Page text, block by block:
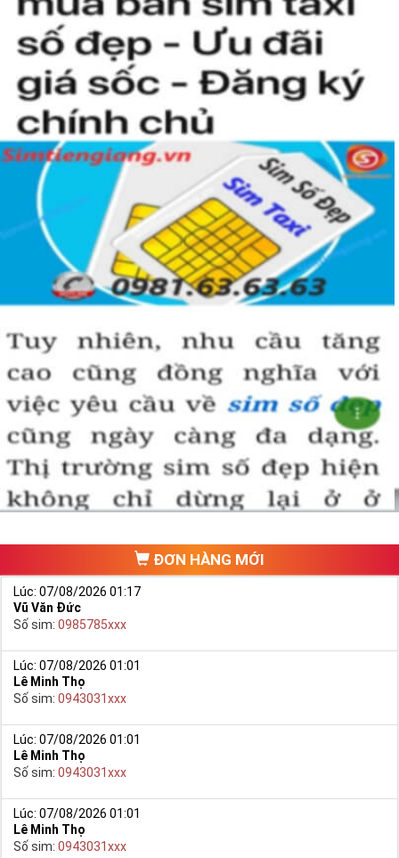
ĐƠN HÀNG MỚI
Lúc: 07/08/2026 01:17
Vũ Văn Đức
Số sim: 0985785xxx
Lúc: 07/08/2026 01:01
Lê Minh Thọ
Số sim: 0943031xxx
Lúc: 07/08/2026 01:01
Lê Minh Thọ
Số sim: 0943031xxx
Lúc: 07/08/2026 01:01
Lê Minh Thọ
Số sim: 0943031xxx